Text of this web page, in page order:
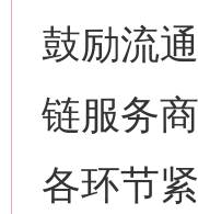
鼓励流
链服务
各环节